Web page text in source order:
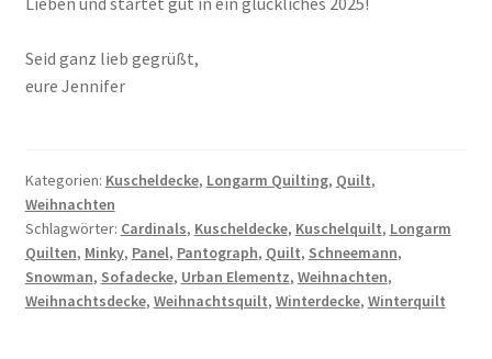
Seid ganz lieb gegrüßt,
eure Jennifer
Kategorien: Kuscheldecke, Longarm Quilting, Quilt,
Weihnachten
Schlagwörter: Cardinals, Kuscheldecke, Kuschelquilt, Longarm
Quilten, Minky, Panel, Pantograph, Quilt, Schneemann,
Snowman, Sofadecke, Urban Elementz, Weihnachten,
Weihnachtsdecke, Weihnachtsquilt, Winterdecke, Winterquilt